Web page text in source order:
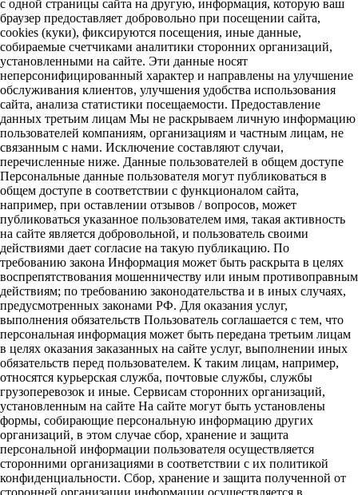
с одной страницы сайта на другую, информация, которую ваш
браузер предоставляет добровольно при посещении сайта,
cookies (куки), фиксируются посещения, иные данные,
собираемые счетчиками аналитики сторонних организаций,
установленными на сайте. Эти данные носят
неперсонифицированный характер и направлены на улучшение
обслуживания клиентов, улучшения удобства использования
сайта, анализа статистики посещаемости. Предоставление
данных третьим лицам Мы не раскрываем личную информацию
пользователей компаниям, организациям и частным лицам, не
связанным с нами. Исключение составляют случаи,
перечисленные ниже. Данные пользователей в общем доступе
Персональные данные пользователя могут публиковаться в
общем доступе в соответствии с функционалом сайта,
например, при оставлении отзывов / вопросов, может
публиковаться указанное пользователем имя, такая активность
на сайте является добровольной, и пользователь своими
действиями дает согласие на такую публикацию. По
требованию закона Информация может быть раскрыта в целях
воспрепятствования мошенничеству или иным противоправным
действиям; по требованию законодательства и в иных случаях,
предусмотренных законами РФ. Для оказания услуг,
выполнения обязательств Пользователь соглашается с тем, что
персональная информация может быть передана третьим лицам
в целях оказания заказанных на сайте услуг, выполнении иных
обязательств перед пользователем. К таким лицам, например,
относятся курьерская служба, почтовые службы, службы
грузоперевозок и иные. Сервисам сторонних организаций,
установленным на сайте На сайте могут быть установлены
формы, собирающие персональную информацию других
организаций, в этом случае сбор, хранение и защита
персональной информации пользователя осуществляется
сторонними организациями в соответствии с их политикой
конфиденциальности. Сбор, хранение и защита полученной от
сторонней организации информации осуществляется в